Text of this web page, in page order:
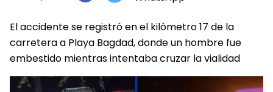
El accidente se registró en el kilómetro 17 de la
carretera a Playa Bagdad, donde un hombre fue
embestido mientras intentaba cruzar la vialidad